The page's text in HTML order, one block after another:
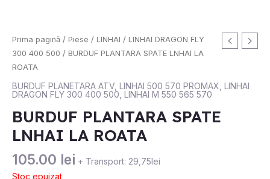
Prima pagină / Piese / LINHAI / LINHAI DRAGON FLY
300 400 500 / BURDUF PLANTARA SPATE LNHAI LA
ROATA
BURDUF PLANETARA ATV LINHAI 500 570 PROMAX LINHAI
DRAGON FLY 300 400 500 LINHAI M 550 565 570
BURDUF PLANTARA SPATE
LNHAI LA ROATA
105.00 lei + Transport: 29,75lei
Stoc epuizat